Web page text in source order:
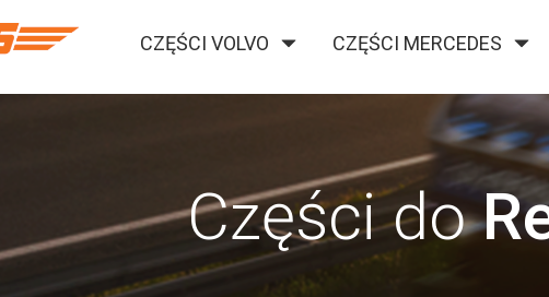
CZĘŚCI VOLVO CZĘŚCI MERCEDES
Części do